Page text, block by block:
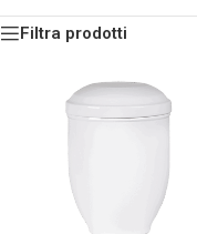
Filtra prodotti